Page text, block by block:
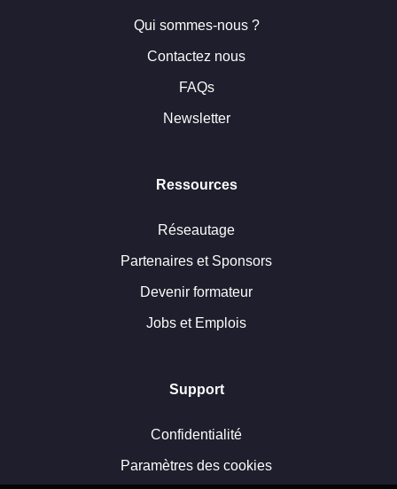
Qui sommes-nous ?
Contactez nous
FAQs
Newsletter
Ressources
Réseautage
Partenaires et Sponsors
Devenir formateur
Jobs et Emplois
Support
Confidentialité
Paramètres des cookies